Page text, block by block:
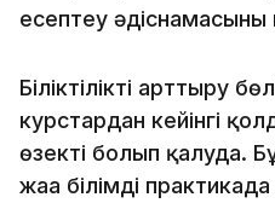
есептеу әдіснамасының
Біліктілікті арттыру
курстардан кейінгі
өзекті болып қалуда.
жаңа білімді